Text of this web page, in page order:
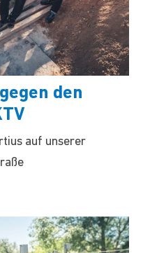
den
auf unserer